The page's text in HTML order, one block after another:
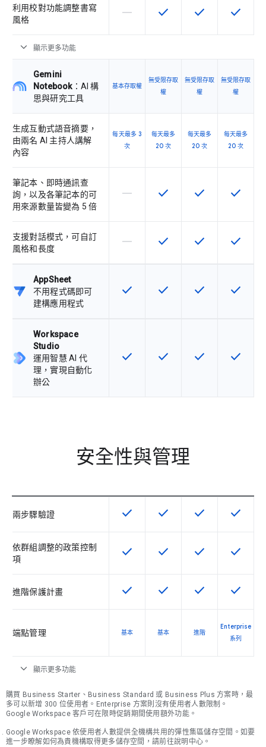
利用校對功能調整書寫
風格
這個 SKU 不支援這項功能
horizontal_rule 這項功能適用於該 SKU
check 這項功能適用於
check 這項功
check
expand_more 顯示更多功能
Gemini
Notebook：AI 構
思與研究工具
基本存取權
無受限存取
權
無受限存取
權
無受限存取
權
生成互動式語音摘要，
由兩名 AI 主持人講解
內容
每天最多 3
次
每天最多
20 次
每天最多
20 次
每天最多
20 次
筆記本、即時通訊查
詢，以及各筆記本的可
用來源數量皆變為 5 倍
這個 SKU 不支援這項功能
horizontal_rule 這項功能適用於該 SKU
check 這項功能適用於
check 這項功
check
支援對話模式，可自訂
風格和長度
這個 SKU 不支援這項功能
horizontal_rule 這項功能適用於該 SKU
check 這項功能適用於
check 這項功
check
AppSheet
不用程式碼即可
建構應用程式
這項功能適用於該 SKU
check 這項功能適用於該 SKU
check 這項功能適用於
check 這項功
check
Workspace
Studio
運用智慧 AI 代
理，實現自動化
辦公
這項功能適用於該 SKU
check 這項功能適用於該 SKU
check 這項功能適用於
check 這項功
check
安全性與管理
兩步驟驗證 這項功能適用於該 SKU
check 這項功能適用於該 SKU
check 這項功能適用於
check 這項功
check
依群組調整的政策控制
項
這項功能適用於該 SKU
check 這項功能適用於該 SKU
check 這項功能適用於
check 這項功
check
進階保護計畫 這項功能適用於該 SKU
check 這項功能適用於該 SKU
check 這項功能適用於
check 這項功
check
端點管理 基本 基本 進階
Enterprise
系列
expand_more 顯示更多功能
購買 Business Starter、Business Standard 或 Business Plus 方案時，最
多可以新增 300 位使用者。Enterprise 方案則沒有使用者人數限制。
Google Workspace 客戶可在限時促銷期間使用額外功能。
Google Workspace 依使用者人數提供全機構共用的彈性集區儲存空間。如要
進一步瞭解如何為貴機構取得更多儲存空間，請前往說明中心。